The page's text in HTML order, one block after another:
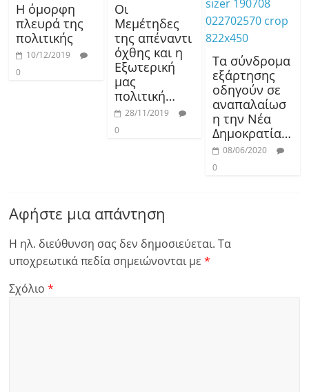
Η όμορφη
πλευρά της
πολιτικής
10/12/2019
0
Οι
Μεμέτηδες
της απέναντι
όχθης και η
Εξωτερική
μας
πολιτική…
28/11/2019
0
Τα σύνδρομα
εξάρτησης
οδηγούν σε
αναπαλαίωσ
η την Νέα
Δημοκρατία…
08/06/2020
0
Αφήστε μια απάντηση
Η ηλ. διεύθυνση σας δεν δημοσιεύεται. Τα
υποχρεωτικά πεδία σημειώνονται με*
Σχόλιο*